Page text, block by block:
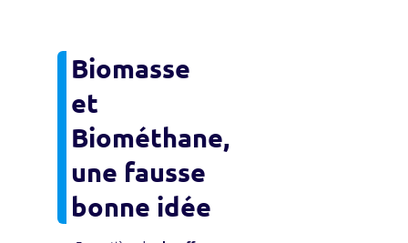
Biomasse
et
Biométhane,
une fausse
bonne idée